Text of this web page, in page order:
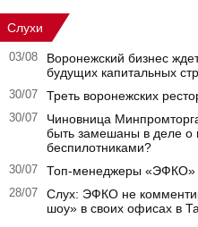
Слухи
03/08
Воронежский бизнес
будущих капитальных
30/07 Треть воронежских
30/07
Чиновница
быть замешаны в деле о
беспилотниками?
30/07 Топ-менеджеры «ЭФКО»
28/07
Слух: ЭФКО не
шоу» в своих офисах в